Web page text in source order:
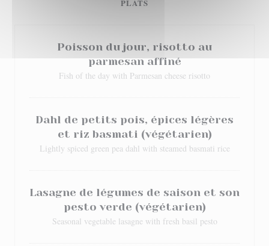
PLATS
Poisson du jour, risotto au
parmesan affiné
Fish of the day with Parmesan cheese risotto
Dahl de petits pois, épices légères
et riz basmati (végétarien)
Lightly spiced green pea dahl with steamed basmati rice
Lasagne de légumes de saison et son
pesto verde (végétarien)
Seasonal vegetable lasagne with fresh basil pesto